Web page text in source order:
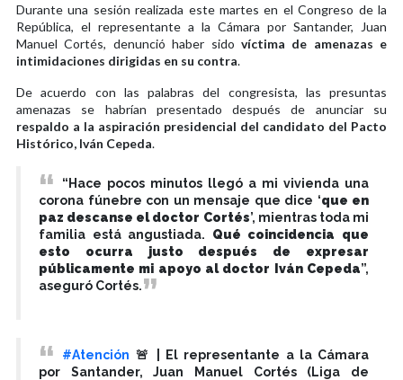
Durante una sesión realizada este martes en el Congreso de la
República, el representante a la Cámara por Santander, Juan
Manuel Cortés, denunció haber sido víctima de amenazas e
intimidaciones dirigidas en su contra.
De acuerdo con las palabras del congresista, las presuntas
amenazas se habrían presentado después de anunciar su
respaldo a la aspiración presidencial del candidato del Pacto
Histórico, Iván Cepeda.
“Hace pocos minutos llegó a mi vivienda una
corona fúnebre con un mensaje que dice ‘que en
paz descanse el doctor Cortés’, mientras toda mi
familia está angustiada. Qué coincidencia que
esto ocurra justo después de expresar
públicamente mi apoyo al doctor Iván Cepeda”,
aseguró Cortés.
#Atención 🚨 | El representante a la Cámara
por Santander, Juan Manuel Cortés (Liga de